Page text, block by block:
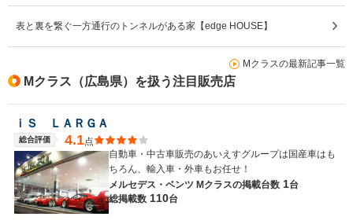
表と裏を繋ぐ一方通行のトンネルがある家【edge HOUSE】
Mクラスの最新記事一覧
Mクラス（広島県）を扱う注目販売店
ｉＳ ＬＡＲＧＡ
総合評価 4.1点
自動車・中古車販売のあいえすグループは国産車はも
ちろん、輸入車・外車もお任せ！
メルセデス・ベンツ Mクラスの掲載台数 1台
総掲載数 110台